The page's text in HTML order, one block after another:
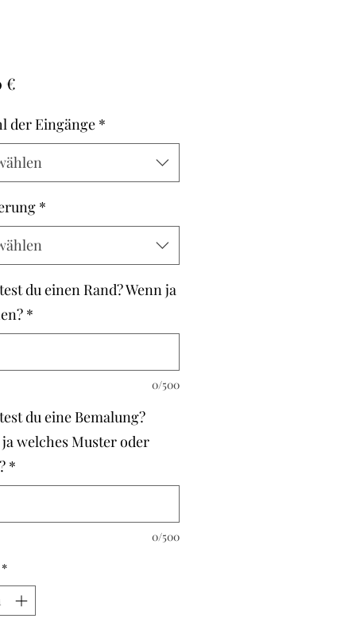
€Preis
der Eingänge *
*
du einen Rand? Wenn ja
*
0/500
du eine Bemalung?
welches Muster oder
*
0/500
*